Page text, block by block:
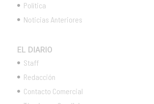
Política
Noticias Anteriores
EL DIARIO
Staff
Redacción
Contacto Comercial